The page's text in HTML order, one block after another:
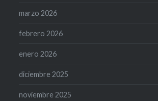
marzo 2026
febrero 2026
enero 2026
diciembre 2025
noviembre 2025